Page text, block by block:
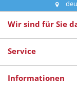
Wir sind für Sie
Service
Informationen